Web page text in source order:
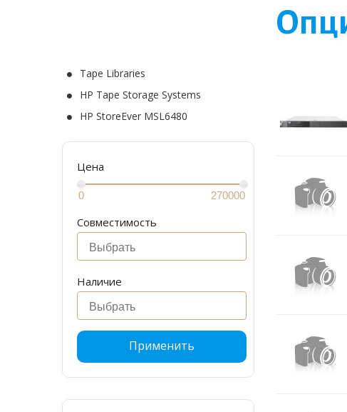
Tape Libraries
HP Tape Storage Systems
HP StoreEver MSL6480
Цена
Совместимость
Наличие
Применить